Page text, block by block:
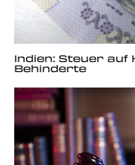
Indien: Steuer auf
Behinderte